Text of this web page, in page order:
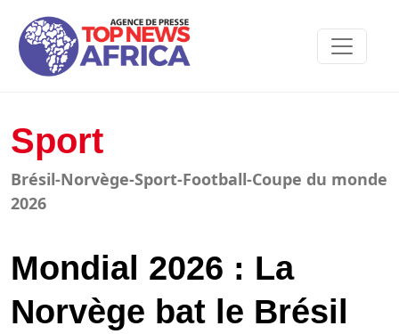
Sport
Brésil-Norvège-Sport-Football-Coupe du monde
2026
Mondial 2026 : La
Norvège bat le Brésil